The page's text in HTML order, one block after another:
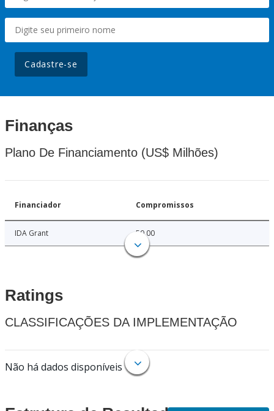
Cadastre-se
Finanças
Plano De Financiamento (US$ Milhões)
Financiador Compromissos
IDA Grant 50.00
Ratings
CLASSIFICAÇÕES DA IMPLEMENTAÇÃO
Não há dados disponíveis